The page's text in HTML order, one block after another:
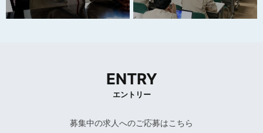
ENTRY
エントリー
募集中の求人へのご応募はこちら